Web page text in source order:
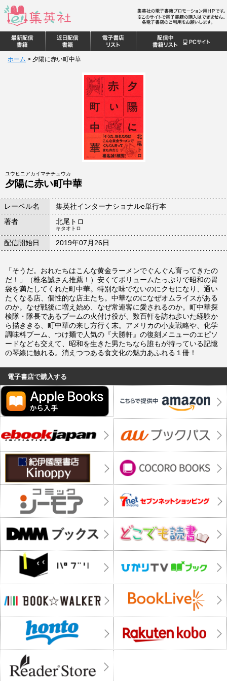
ホーム > 夕陽に赤い町中華
ユウヒニアカイマチチュウカ
夕陽に赤い町中華
レーベル名
集英社インターナショナルe単行本
著者
北尾トロ
キタオトロ
配信開始日 2019年07月26日
「そうだ。おれたちはこんな黄金ラーメンでぐんぐん育ってきたの
だ！」（椎名誠さん推薦！）安くてボリュームたっぷりで昭和の胃
袋を満たしてくれた町中華。特別な味でないのにクセになり、通い
たくなる店、個性的な店主たち。中華なのになぜオムライスがある
のか。なぜ戦後に増え始め、なぜ常連客に愛されるのか。町中華探
検隊・隊長であるブームの火付け役が、数百軒を訪ね歩いた経験か
ら描ききる、町中華の来し方行く末。アメリカの小麦戦略や、化学
調味料ブーム、つけ麺で人気の『大勝軒』の復刻メニューのエピソ
ードなども交えて、昭和を生きた男たちなら誰もが持っている記憶
の琴線に触れる。消えつつある食文化の魅力あふれる１冊！
電子書店で購入する